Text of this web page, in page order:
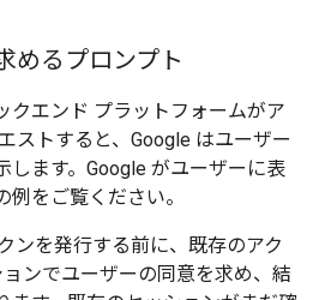
めるプロンプト
クエンド プラットフォームがア
ストすると、Google はユーザー
します。Google がユーザーに表
例をご覧ください。
ンを発行する前に、既存のアク
ンでユーザーの同意を求め、結